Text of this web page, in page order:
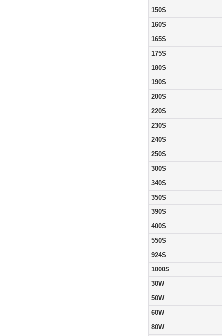
150S
160S
165S
175S
180S
190S
200S
220S
230S
240S
250S
300S
340S
350S
390S
400S
550S
924S
1000S
30W
50W
60W
80W